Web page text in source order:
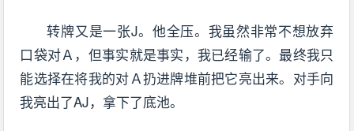
转牌又是一张J。他全压。我虽然非常不想放弃
口袋对Ａ，但事实就是事实，我已经输了。最终我只
能选择在将我的对Ａ扔进牌堆前把它亮出来。对手向
我亮出了AJ，拿下了底池。